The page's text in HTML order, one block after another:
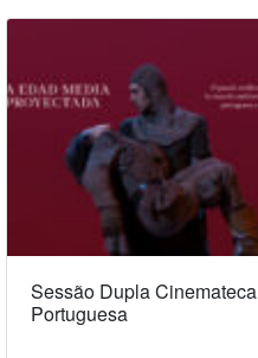
Sessão Dupla Cinemateca
Portuguesa